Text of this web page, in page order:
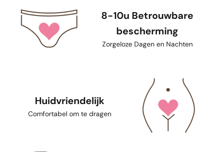
8-10u Betrouwbare
bescherming
Zorgeloze Dagen en Nachten
Huidvriendelijk
Comfortabel om te dragen